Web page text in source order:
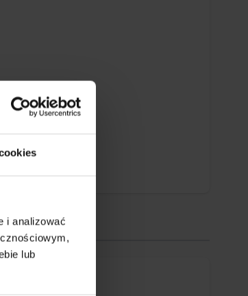
i analizować
lub